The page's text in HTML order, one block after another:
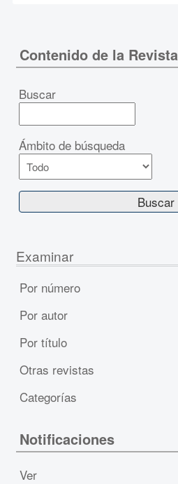
Contenido de la Revista
Buscar
Ámbito de búsqueda
Examinar
Por número
Por autor
Por título
Otras revistas
Categorías
Notificaciones
Ver